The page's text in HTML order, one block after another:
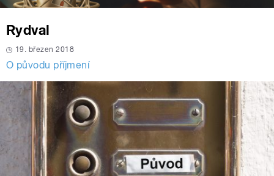
Rydval
19. březen 2018
O původu příjmení